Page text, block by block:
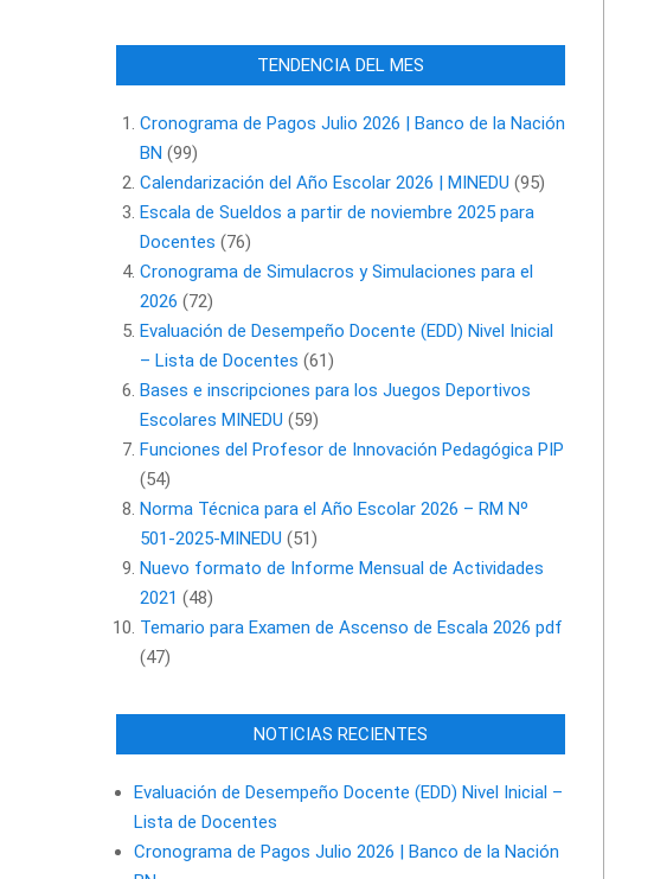
TENDENCIA DEL MES
Cronograma de Pagos Julio 2026 | Banco de la Nación
BN (99)
Calendarización del Año Escolar 2026 | MINEDU (95)
Escala de Sueldos a partir de noviembre 2025 para
Docentes (76)
Cronograma de Simulacros y Simulaciones para el
2026 (72)
Evaluación de Desempeño Docente (EDD) Nivel Inicial
– Lista de Docentes (61)
Bases e inscripciones para los Juegos Deportivos
Escolares MINEDU (59)
Funciones del Profesor de Innovación Pedagógica PIP
(54)
Norma Técnica para el Año Escolar 2026 – RM Nº
501-2025-MINEDU (51)
Nuevo formato de Informe Mensual de Actividades
2021 (48)
Temario para Examen de Ascenso de Escala 2026 pdf
(47)
NOTICIAS RECIENTES
Evaluación de Desempeño Docente (EDD) Nivel Inicial –
Lista de Docentes
Cronograma de Pagos Julio 2026 | Banco de la Nación